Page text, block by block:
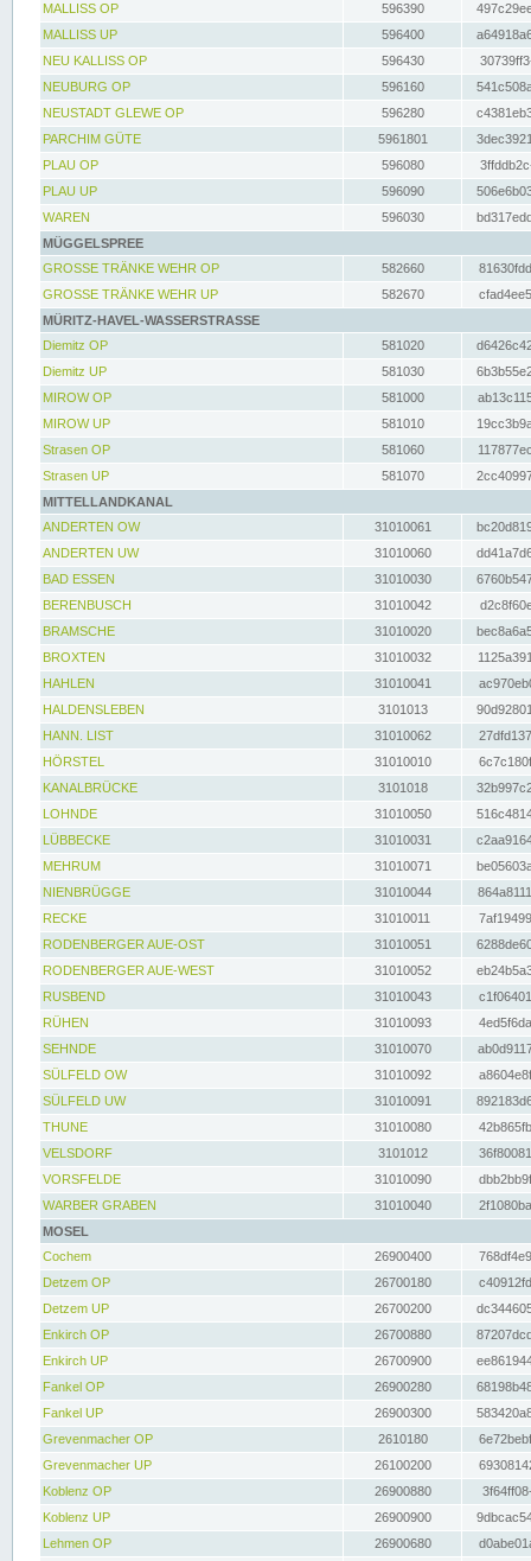
MALLISS OP
596390
MALLISS UP
596400
NEU KALLISS OP
596430
NEUBURG OP
596160
NEUSTADT GLEWE OP
596280
PARCHIM GÜTE
5961801
PLAU OP
596080
PLAU UP
596090
WAREN
596030
MÜGGELSPREE
GROSSE TRÄNKE WEHR OP
582660
GROSSE TRÄNKE WEHR UP
582670
MÜRITZ-HAVEL-WASSERSTRASSE
Diemitz OP
581020
Diemitz UP
581030
MIROW OP
581000
MIROW UP
581010
Strasen OP
581060
Strasen UP
581070
MITTELLANDKANAL
ANDERTEN OW
31010061
ANDERTEN UW
31010060
BAD ESSEN
31010030
BERENBUSCH
31010042
BRAMSCHE
31010020
BROXTEN
31010032
HAHLEN
31010041
HALDENSLEBEN
3101013
HANN. LIST
31010062
HÖRSTEL
31010010
KANALBRÜCKE
3101018
LOHNDE
31010050
LÜBBECKE
31010031
MEHRUM
31010071
NIENBRÜGGE
31010044
RECKE
31010011
RODENBERGER AUE-OST
31010051
RODENBERGER AUE-WEST
31010052
RUSBEND
31010043
RÜHEN
31010093
SEHNDE
31010070
SÜLFELD OW
31010092
SÜLFELD UW
31010091
THUNE
31010080
VELSDORF
3101012
VORSFELDE
31010090
WARBER GRABEN
31010040
MOSEL
Cochem
26900400
Detzem OP
26700180
Detzem UP
26700200
Enkirch OP
26700880
Enkirch UP
26700900
Fankel OP
26900280
Fankel UP
26900300
Grevenmacher OP
2610180
Grevenmacher UP
26100200
Koblenz OP
26900880
Koblenz UP
26900900
Lehmen OP
26900680